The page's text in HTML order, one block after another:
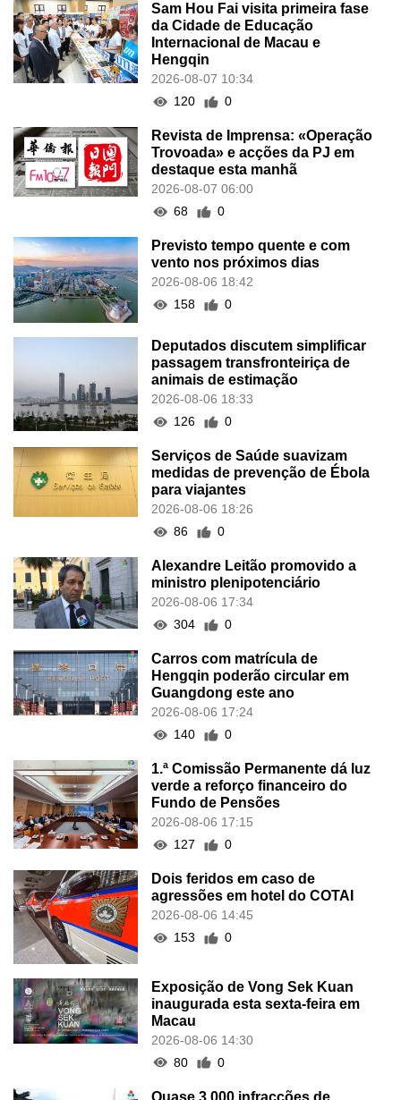
Sam Hou Fai visita primeira fase
da Cidade de Educação
Internacional de Macau e
Hengqin
2026-08-07 10:34
120
0
Revista de Imprensa: «Operação
Trovoada» e acções da PJ em
destaque esta manhã
2026-08-07 06:00
68
0
Previsto tempo quente e com
vento nos próximos dias
2026-08-06 18:42
158
0
Deputados discutem simplificar
passagem transfronteiriça de
animais de estimação
2026-08-06 18:33
126
0
Serviços de Saúde suavizam
medidas de prevenção de Ébola
para viajantes
2026-08-06 18:26
86
0
Alexandre Leitão promovido a
ministro plenipotenciário
2026-08-06 17:34
304
0
Carros com matrícula de
Hengqin poderão circular em
Guangdong este ano
2026-08-06 17:24
140
0
1.ª Comissão Permanente dá luz
verde a reforço financeiro do
Fundo de Pensões
2026-08-06 17:15
127
0
Dois feridos em caso de
agressões em hotel do COTAI
2026-08-06 14:45
153
0
Exposição de Vong Sek Kuan
inaugurada esta sexta-feira em
Macau
2026-08-06 14:30
80
0
Quase 3.000 infracções de